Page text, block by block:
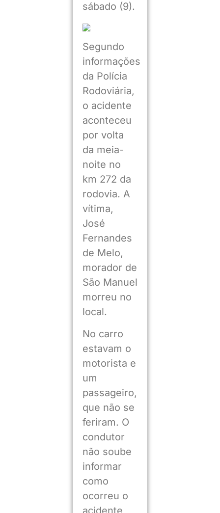
sábado (9).
Segundo
informações
da Polícia
Rodoviária,
o acidente
aconteceu
por volta
da meia-
noite no
km 272 da
rodovia. A
vítima,
José
Fernandes
de Melo,
morador de
São Manuel
morreu no
local.
No carro
estavam o
motorista e
um
passageiro,
que não se
feriram. O
condutor
não soube
informar
como
ocorreu o
acidente,